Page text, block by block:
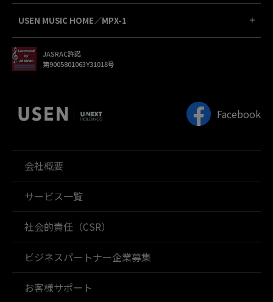
USEN MUSIC HOME／MPX-1
JASRAC許諾
第9005801063Y31018号
Facebook
会社概要
サービス一覧
社会的責任（CSR）
ビジネスパートナー企業募集
お客様サポート